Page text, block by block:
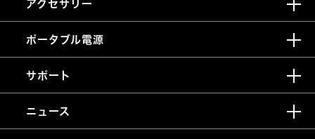
アクセサリー
ポータブル電源
サポート
ニュース